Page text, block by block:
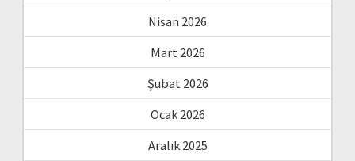
Nisan 2026
Mart 2026
Şubat 2026
Ocak 2026
Aralık 2025